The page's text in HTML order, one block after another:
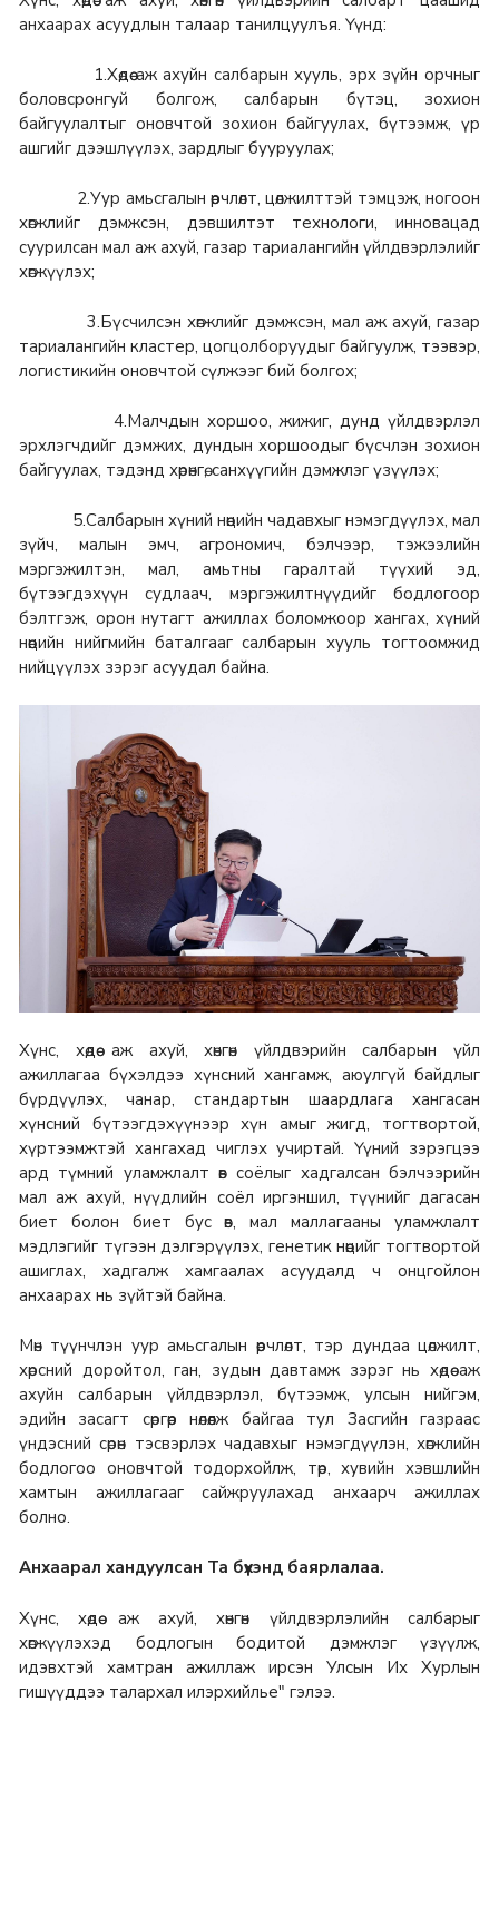
анхаарах асуудлын талаар танилцуулъя. Үүнд:
1.Хөдөө аж ахуйн салбарын хууль, эрх зүйн орчныг
боловсронгуй болгож, салбарын бүтэц, зохион
байгуулалтыг оновчтой зохион байгуулах, бүтээмж, үр
ашгийг дээшлүүлэх, зардлыг бууруулах;
2.Уур амьсгалын өөрчлөлт, цөлжилттэй тэмцэж, ногоон
хөгжлийг дэмжсэн, дэвшилтэт технологи, инновацад
суурилсан мал аж ахуй, газар тариалангийн үйлдвэрлэлийг
хөгжүүлэх;
3.Бүсчилсэн хөгжлийг дэмжсэн, мал аж ахуй, газар
тариалангийн кластер, цогцолборуудыг байгуулж, тээвэр,
логистикийн оновчтой сүлжээг бий болгох;
4.Малчдын хоршоо, жижиг, дунд үйлдвэрлэл
эрхлэгчдийг дэмжих, дундын хоршоодыг бүсчлэн зохион
байгуулах, тэдэнд хөрөнгө, санхүүгийн дэмжлэг үзүүлэх;
5.Салбарын хүний нөөцийн чадавхыг нэмэгдүүлэх, мал
зүйч, малын эмч, агрономич, бэлчээр, тэжээлийн
мэргэжилтэн, мал, амьтны гаралтай түүхий эд,
бүтээгдэхүүн судлаач, мэргэжилтнүүдийг бодлогоор
бэлтгэж, орон нутагт ажиллах боломжоор хангах, хүний
нөөцийн нийгмийн баталгааг салбарын хууль тогтоомжид
нийцүүлэх зэрэг асуудал байна.
Хүнс, хөдөө аж ахуй, хөнгөн үйлдвэрийн салбарын үйл
ажиллагаа бүхэлдээ хүнсний хангамж, аюулгүй байдлыг
бүрдүүлэх, чанар, стандартын шаардлага хангасан
хүнсний бүтээгдэхүүнээр хүн амыг жигд, тогтвортой,
хүртээмжтэй хангахад чиглэх учиртай. Үүний зэрэгцээ
ард түмний уламжлалт өв соёлыг хадгалсан бэлчээрийн
мал аж ахуй, нүүдлийн соёл иргэншил, түүнийг дагасан
биет болон биет бус өв, мал маллагааны уламжлалт
мэдлэгийг түгээн дэлгэрүүлэх, генетик нөөцийг тогтвортой
ашиглах, хадгалж хамгаалах асуудалд ч онцгойлон
анхаарах нь зүйтэй байна.
Мөн түүнчлэн уур амьсгалын өөрчлөлт, тэр дундаа цөлжилт,
хөрсний доройтол, ган, зудын давтамж зэрэг нь хөдөө аж
ахуйн салбарын үйлдвэрлэл, бүтээмж, улсын нийгэм,
эдийн засагт сөргөөр нөлөөлж байгаа тул Засгийн газраас
үндэсний сөрөн тэсвэрлэх чадавхыг нэмэгдүүлэн, хөгжлийн
бодлогоо оновчтой тодорхойлж, төр, хувийн хэвшлийн
хамтын ажиллагааг сайжруулахад анхаарч ажиллах
болно.
Анхаарал хандуулсан Та бүхэнд баярлалаа.
Хүнс, хөдөө аж ахуй, хөнгөн үйлдвэрлэлийн салбарыг
хөгжүүлэхэд бодлогын бодитой дэмжлэг үзүүлж,
идэвхтэй хамтран ажиллаж ирсэн Улсын Их Хурлын
гишүүддээ талархал илэрхийлье" гэлээ.